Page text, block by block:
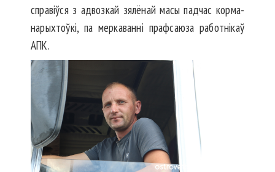
справіўся з адвоз­кай зялёнай масы падчас корма­
нарыхтоўкі, па меркаванні прафсаюза работнікаў
АПК.